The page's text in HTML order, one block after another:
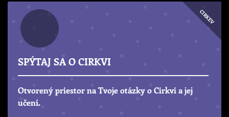
CIRKEV
SPÝTAJ SA O CIRKVI
Otvorený priestor na Tvoje otázky o Cirkvi a jej
učení.